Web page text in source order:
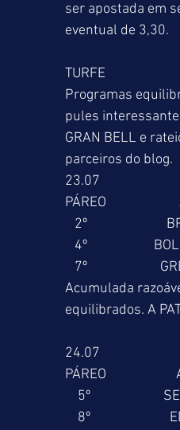
ser apostada em
eventual de 3,30.
TURFE
Programas
pules
GRAN BELL e
parceiros do blog.
23.07
PÁREO
2º
4º
7º
Acumulada
equilibrados. A
24.07
PÁREO
5º
8º